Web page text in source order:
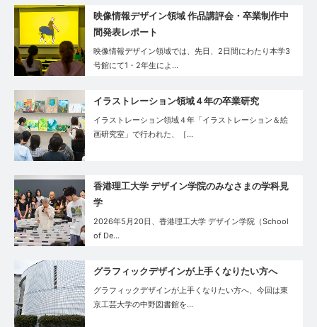
映像情報デザイン領域 作品講評会・卒業制作中
間発表レポート
映像情報デザイン領域では、先日、2日間にわたり本学3
号館にて1・2年生によ…
イラストレーション領域４年の卒業研究
イラストレーション領域４年「イラストレーション＆絵
画研究室」で行われた、［…
香港理工大学 デザイン学院のみなさまの学科見
学
2026年5月20日、香港理工大学 デザイン学院（School
of De…
グラフィックデザインが上手くなりたい方へ
グラフィックデザインが上手くなりたい方へ、今回は東
京工芸大学の中野図書館を…